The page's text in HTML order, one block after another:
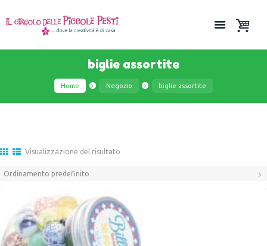
biglie assortite
Home Negozio biglie assortite
Visualizzazione del risultato